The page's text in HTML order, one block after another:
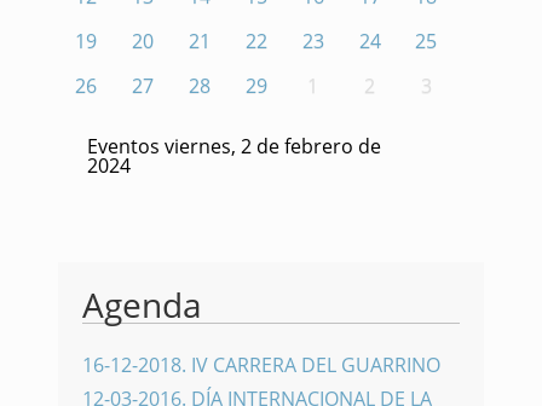
19
20 21 22 23 24
25
26
27 28 29 1 2 3
Eventos viernes, 2 de febrero de
2024
Agenda
16-12-2018. IV CARRERA DEL GUARRINO
12-03-2016. DÍA INTERNACIONAL DE LA